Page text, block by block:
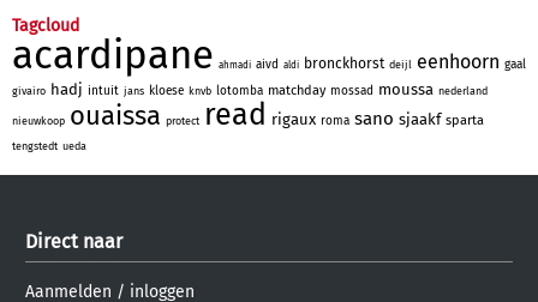
Tagcloud
acardipane ahmadi aivd aldi bronckhorst deijl eenhoorn gaal
givairo hadj intuit jans kloese knvb lotomba matchday mossad moussa nederland
nieuwkoop ouaissa protect read rigaux roma sano sjaakf sparta
tengstedt ueda
Direct naar
Aanmelden / inloggen